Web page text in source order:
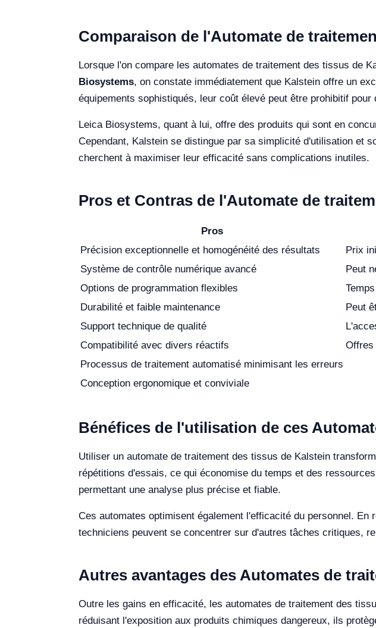
Comparaison de l'Automate de
Lorsque l'on compare les automates de traitement des tissus de
Biosystems, on constate immédiatement que Kalstein offre un
équipements sophistiqués, leur coût élevé peut être prohibitif pour
Leica Biosystems, quant à lui, offre des produits qui sont en
Cependant, Kalstein se distingue par sa simplicité d'utilisation et
cherchent à maximiser leur efficacité sans complications inutiles.
Pros et Contras de l'Automate de
Pros
Précision exceptionnelle et homogénéité des résultats
Prix
Système de contrôle numérique avancé
Peut
Options de programmation flexibles
Durabilité et faible maintenance
Peut
Support technique de qualité
Compatibilité avec divers réactifs
Offres
Processus de traitement automatisé minimisant les erreurs
Conception ergonomique et conviviale
Bénéfices de l'utilisation de ces
Utiliser un automate de traitement des tissus de Kalstein
répétitions d'essais, ce qui économise du temps et des
permettant une analyse plus précise et fiable.
Ces automates optimisent également l'efficacité du personnel.
techniciens peuvent se concentrer sur d'autres tâches critiques,
Autres avantages des Automates de
Outre les gains en efficacité, les automates de traitement des
réduisant l'exposition aux produits chimiques dangereux, ils